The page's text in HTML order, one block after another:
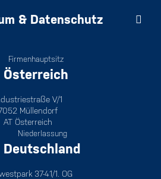
& Datenschutz
Firmenhauptsitz
Österreich
V/1
Müllendorf
AT Österreich
Niederlassung
Deutschland
37-41/1. OG